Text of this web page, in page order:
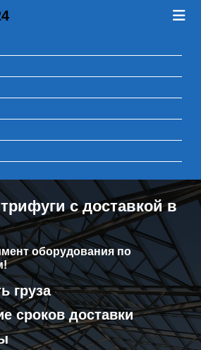
с доставкой в
оборудования по
груза
сроков доставки